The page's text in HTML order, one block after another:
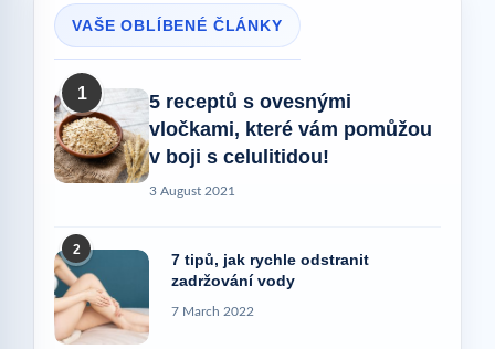
VAŠE OBLÍBENÉ ČLÁNKY
1
5 receptů s ovesnými
vločkami, které vám pomůžou
v boji s celulitidou!
3 August 2021
2
7 tipů, jak rychle odstranit
zadržování vody
7 March 2022